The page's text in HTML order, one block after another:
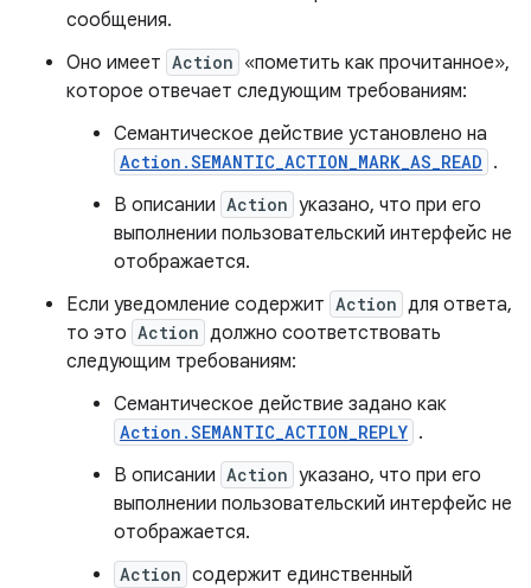
сообщения.
Оно имеет Action «пометить как прочитанное»,
которое отвечает следующим требованиям:
Семантическое действие установлено на
Action.SEMANTIC_ACTION_MARK_AS_READ .
В описании Action указано, что при его
выполнении пользовательский интерфейс не
отображается.
Если уведомление содержит Action для ответа,
то это Action должно соответствовать
следующим требованиям:
Семантическое действие задано как
Action.SEMANTIC_ACTION_REPLY .
В описании Action указано, что при его
выполнении пользовательский интерфейс не
отображается.
Action содержит единственный